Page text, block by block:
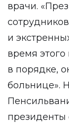
врачи.
и
время
в порядке,
больнице».
президенты